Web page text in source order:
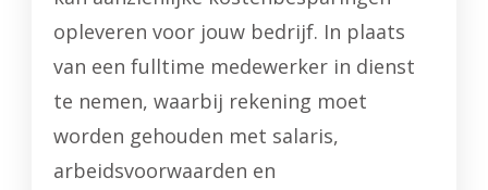
opleveren voor jouw bedrijf. In plaats
van een fulltime medewerker in dienst
te nemen, waarbij rekening moet
worden gehouden met salaris,
arbeidsvoorwaarden en